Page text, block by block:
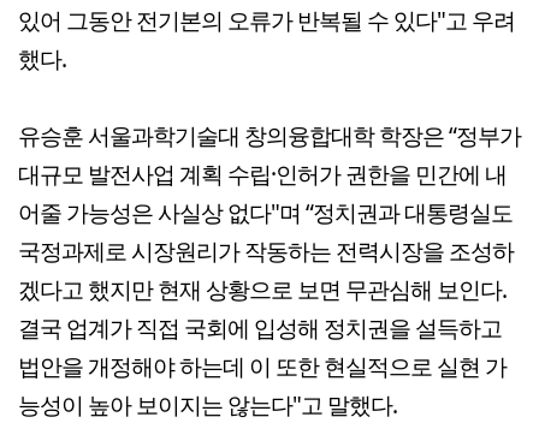
있어 그동안 전기본의 오류가 반복될 수 있다"고 우려
했다.
유승훈 서울과학기술대 창의융합대학 학장은 “정부가
대규모 발전사업 계획 수립·인허가 권한을 민간에 내
어줄 가능성은 사실상 없다"며 “정치권과 대통령실도
국정과제로 시장원리가 작동하는 전력시장을 조성하
겠다고 했지만 현재 상황으로 보면 무관심해 보인다.
결국 업계가 직접 국회에 입성해 정치권을 설득하고
법안을 개정해야 하는데 이 또한 현실적으로 실현 가
능성이 높아 보이지는 않는다"고 말했다.